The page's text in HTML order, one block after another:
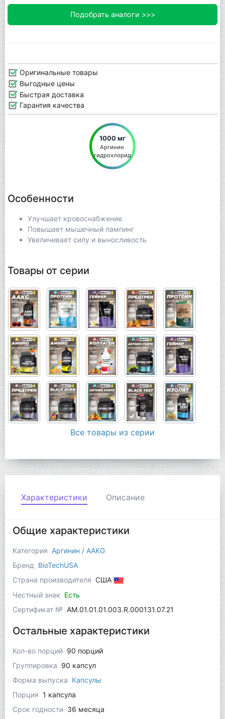
Подобрать аналоги >>>
Оригинальные товары
Выгодные цены
Быстрая доставка
Гарантия качества
1000 мг
Аргинин
гидрохлорид
Особенности
Улучшает кровоснабжение
Повышает мышечный пампинг
Увеличивает силу и выносливость
Товары от серии
Все товары из серии
Характеристики Описание
Общие характеристики
Категория Аргинин / AAKG
Бренд
BioTechUSA
Страна производителя США
Честный знак Есть
Сертификат № AM.01.01.01.003.R.000131.07.21
Остальные характеристики
Кол-во порций 90 порций
Группировка 90 капсул
Форма выпуска Капсулы
Порция 1 капсула
Срок годности 36 месяца